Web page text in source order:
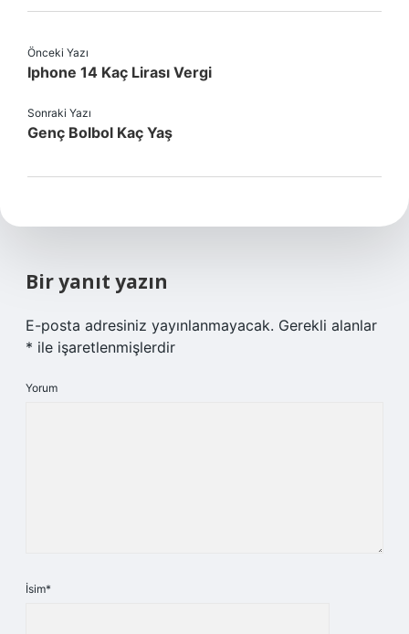
Önceki Yazı
Iphone 14 Kaç Lirası Vergi
Sonraki Yazı
Genç Bolbol Kaç Yaş
Bir yanıt yazın
E-posta adresiniz yayınlanmayacak. Gerekli alanlar
* ile işaretlenmişlerdir
Yorum
İsim*